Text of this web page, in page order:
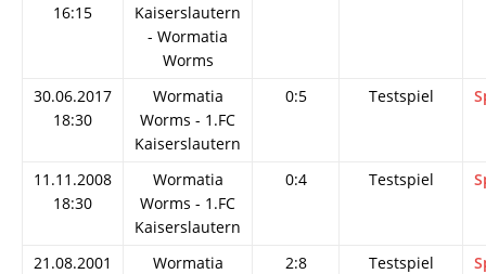
16:15
Kaiserslautern
- Wormatia
Worms
30.06.2017
18:30
Wormatia
Worms - 1.FC
Kaiserslautern
0:5 Testspiel
11.11.2008
18:30
Wormatia
Worms - 1.FC
Kaiserslautern
0:4 Testspiel
21.08.2001
Wormatia
2:8 Testspiel